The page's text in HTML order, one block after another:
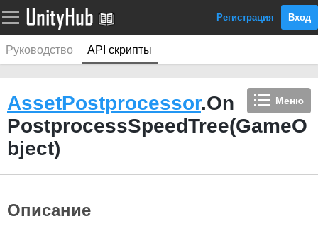
Регистрация Вход
Руководство API скрипты
Меню
AssetPostprocessor.On
PostprocessSpeedTree(GameO
bject)
Описание